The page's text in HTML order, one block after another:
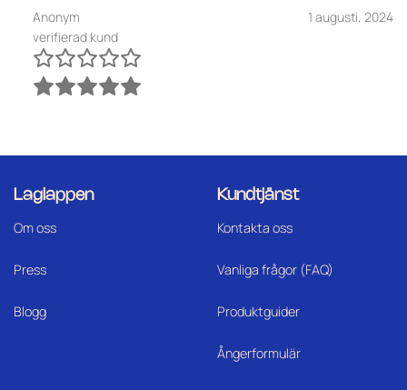
Anonym
verifierad kund
1 augusti, 2024
Laglappen
Om oss
Press
Blogg
Kundtjänst
Kontakta oss
Vanliga frågor (FAQ)
Produktguider
Ångerformulär